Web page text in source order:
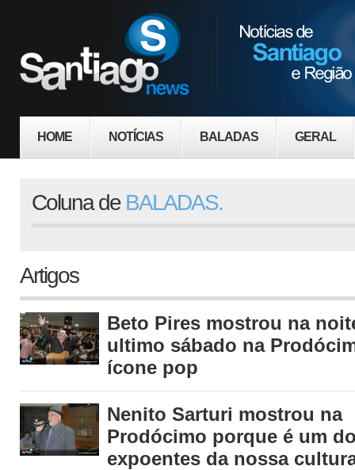
HOME NOTÍCIAS BALADAS GERAL
Coluna de BALADAS.
Artigos
Beto Pires mostrou na
ultimo sábado na
ícone pop
Nenito Sarturi mostrou na
Prodócimo porque é um
expoentes da nossa